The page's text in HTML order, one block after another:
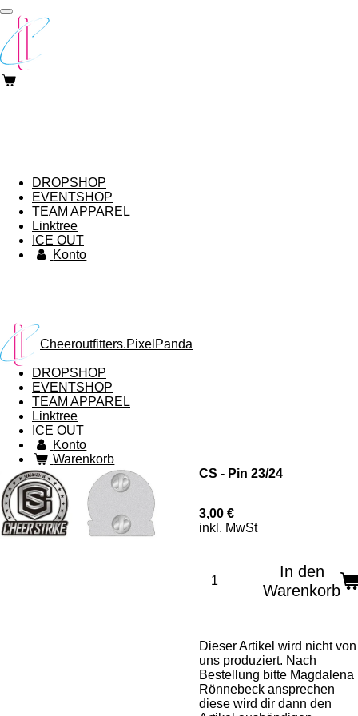
Zum
Hauptinhalt
springen
DROPSHOP
EVENTSHOP
TEAM APPAREL
Linktree
ICE OUT
Konto
Cheeroutfitters.PixelPanda
DROPSHOP
EVENTSHOP
TEAM APPAREL
Linktree
ICE OUT
Konto
Warenkorb
CS - Pin 23/24
3,00 €
inkl. MwSt
In den
Warenkorb
Dieser Artikel wird nicht von
uns produziert. Nach
Bestellung bitte Magdalena
Rönnebeck ansprechen
diese wird dir dann den